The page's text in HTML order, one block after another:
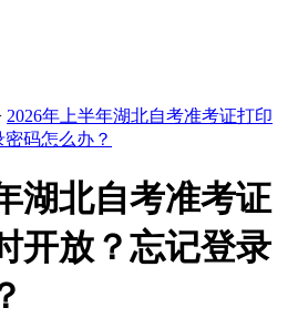
2026年上半年湖北自考准考证打印
码怎么办？
湖北自考准考证
开放？忘记登录